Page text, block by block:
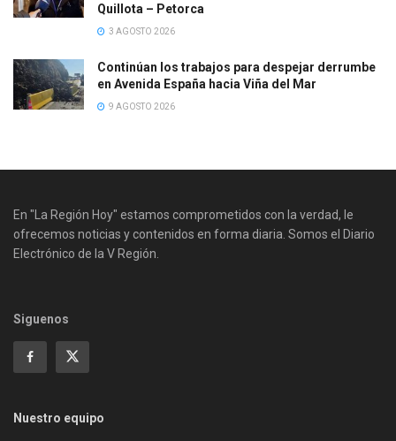
Quillota – Petorca
3 AGOSTO 2026
Continúan los trabajos para despejar derrumbe
en Avenida España hacia Viña del Mar
9 AGOSTO 2026
En "La Región Hoy" estamos comprometidos con la verdad, le
ofrecemos noticias y contenidos en forma diaria. Somos el Diario
Electrónico de la V Región.
Siguenos
Nuestro equipo